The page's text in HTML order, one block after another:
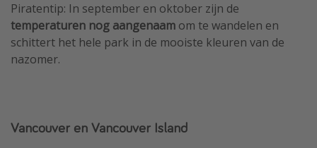
Piratentip: In september en oktober zijn de
temperaturen nog aangenaam om te wandelen en
schittert het hele park in de mooiste kleuren van de
nazomer.
Vancouver en Vancouver Island